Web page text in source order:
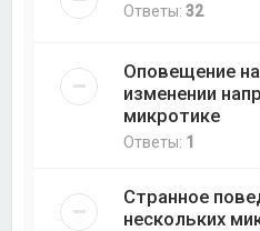
Ответы:32
Оповещение
изменении
микротике
Ответы: 1
Странное
нескольких